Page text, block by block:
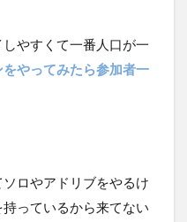
やすくて一番人口が一
やってみたら参加者一
ソロやアドリブをやるけ
っているから来てない